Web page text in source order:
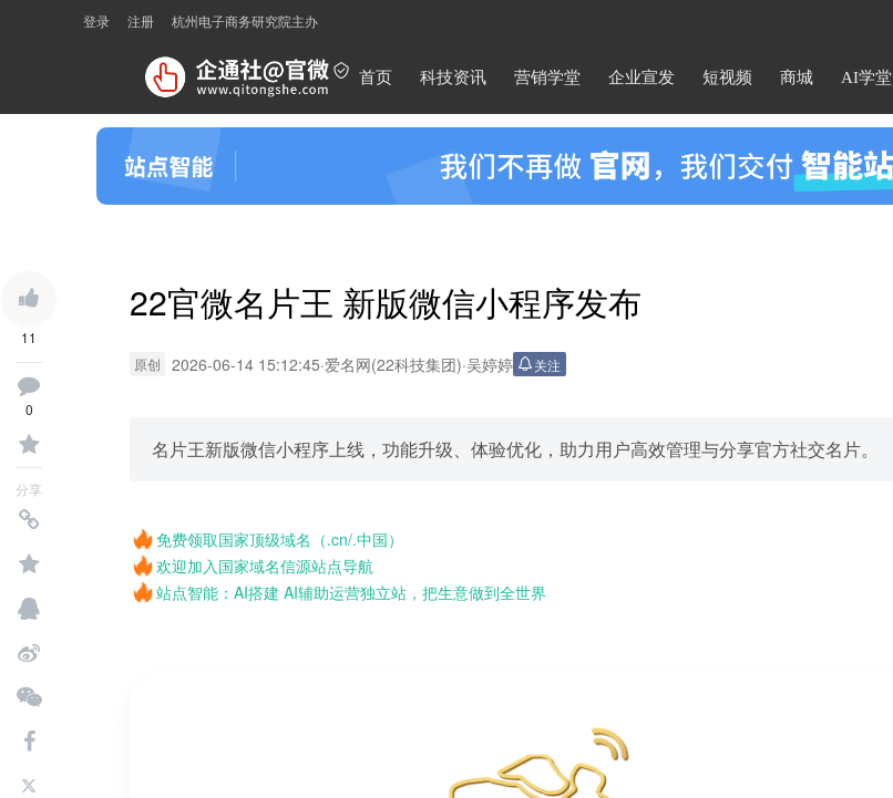
登录 注册 杭州电子商务研究院主办
首页 科技资讯 营销学堂 企业宣发 短视频 商城 AI学堂
11
0
分享
22官微名片王 新版微信小程序发布
原创 2026-06-14 15:12:45·爱名网(22科技集团)·吴婷婷 关注
名片王新版微信小程序上线，功能升级、体验优化，助力用户高效管理与分享官方社交名片。
免费领取国家顶级域名（.cn/.中国）
欢迎加入国家域名信源站点导航
站点智能：AI搭建 AI辅助运营独立站，把生意做到全世界